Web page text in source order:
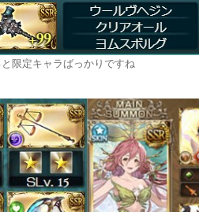
限定キャラばっかりですね